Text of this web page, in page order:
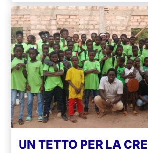
UN TETTO PER LA